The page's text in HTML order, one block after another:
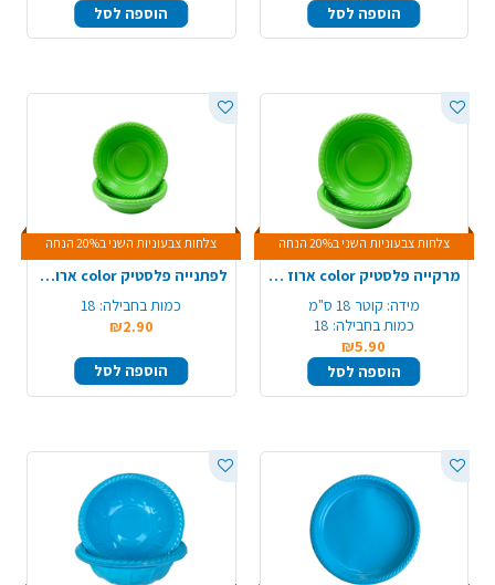
הוספה לסל
הוספה לסל
צלחות צבעוניות השני ב20% הנחה
מרקייה פלסטיק color ארוז 18 יח'- ירוק תפוח
מידה: קוטר 18 ס"מ
כמות בחבילה: 18
₪5.90
הוספה לסל
צלחות צבעוניות השני ב20% הנחה
לפתנייה פלסטיק color ארוז 18 יח' - ירוק תפוח
כמות בחבילה: 18
₪2.90
הוספה לסל